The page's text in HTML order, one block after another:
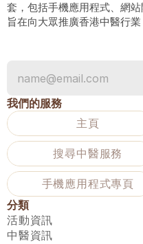
套，包括手機應用程式、網站
旨在向大眾推廣香港中醫行
我們的服務
主頁
搜尋中醫服務
手機應用程式專頁
分類
活動資訊
中醫資訊